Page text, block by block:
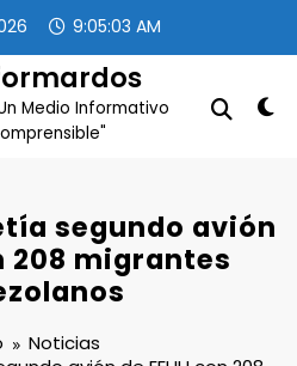
9:05:04 AM
Medio Informativo
segundo avión
208 migrantes
Noticias